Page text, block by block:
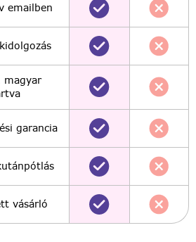
emailben
magyar
garancia
vásárló